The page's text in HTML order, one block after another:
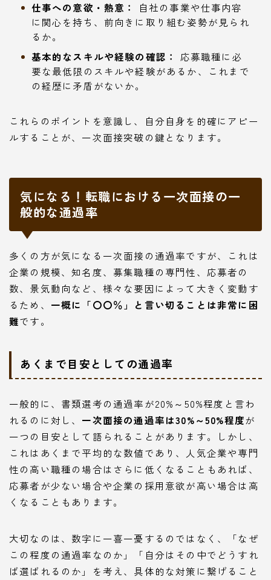
仕事への意欲・熱意：
自社の事業や仕事内容
に関心を持ち、前向きに取り組む姿勢が見られ
るか。
基本的なスキルや経験の確認：
応募職種に必
要な最低限のスキルや経験があるか、これまで
の経歴に矛盾がないか。
これらのポイントを意識し、自分自身を的確にアピー
ルすることが、一次面接突破の鍵となります。
気になる！転職における一次面接の一
般的な通過率
多くの方が気になる一次面接の通過率ですが、これは
企業の規模、知名度、募集職種の専門性、応募者の
数、景気動向など、様々な要因によって大きく変動す
るため、 一概に「〇〇％」と言い切ることは非常に困
難です。
あくまで目安としての通過率
一般的に、書類選考の通過率が20%～50%程度と言わ
れるのに対し、 一次面接の通過率は30%～50%程度が
一つの目安として語られることがあります。しかし、
これはあくまで平均的な数値であり、人気企業や専門
性の高い職種の場合はさらに低くなることもあれば、
応募者が少ない場合や企業の採用意欲が高い場合は高
くなることもあります。
大切なのは、数字に一喜一憂するのではなく、「なぜ
この程度の通過率なのか」「自分はその中でどうすれ
ば選ばれるのか」を考え、具体的な対策に繋げること